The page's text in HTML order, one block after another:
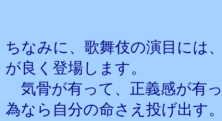
ちなみに、歌舞伎の演目には
が良く登場します。
気骨が有って、正義感が有
為なら自分の命さえ投げ出す